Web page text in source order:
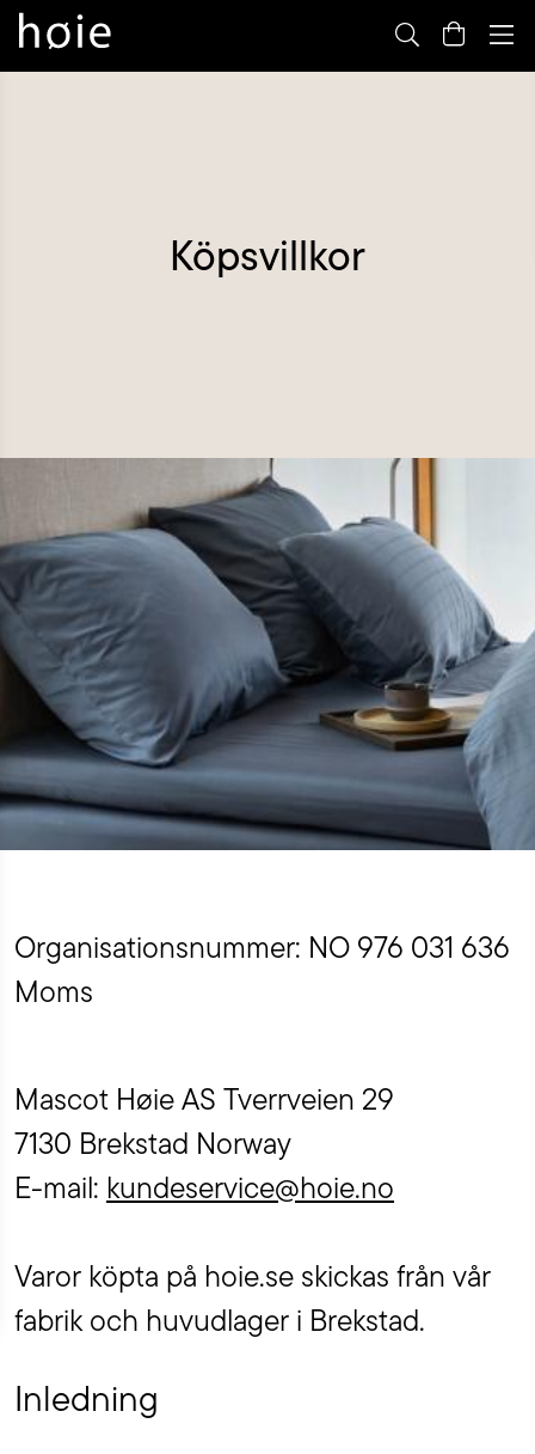
Köpsvillkor
Organisationsnummer: NO 976 031 636
Moms
Mascot Høie AS Tverrveien 29
7130 Brekstad Norway
E-mail: kundeservice@hoie.no
Varor köpta på hoie.se skickas från vår
fabrik och huvudlager i Brekstad.
Inledning